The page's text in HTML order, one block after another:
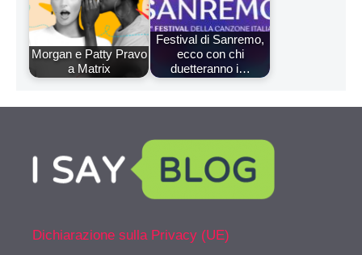
Morgan e Patty Pravo
a Matrix
Festival di Sanremo,
ecco con chi
duetteranno i…
Dichiarazione sulla Privacy (UE)